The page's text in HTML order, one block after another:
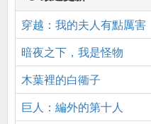
穿越：我的夫人有點厲害
暗夜之下，我是怪物
木葉裡的白衚子
巨人：編外的第十人